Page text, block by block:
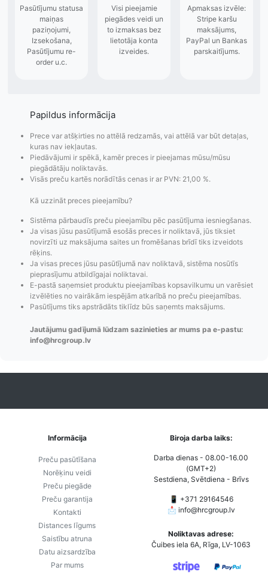
Pasūtījumu statusa
maiņas
paziņojumi,
Izsekošana,
order u.c.
Visi pieejamie
piegādes veidi un
to izmaksas bez
lietotāja konta
Papildus informācija
Prece var atšķirties no attēlā redzamās, vai attēlā var būt detaļas,
kuras nav iekļautas.
Piedāvājumi ir spēkā, kamēr preces ir pieejamas mūsu/mūsu
piegādātāju noliktavās.
Visās preču kartēs norādītās cenas ir ar PVN: 21,00 %.
Kā uzzināt preces pieejamību?
Sistēma pārbaudīs preču pieejamību pēc pasūtījuma iesniegšanas.
Ja visas jūsu pasūtījumā esošās preces ir noliktavā, jūs tiksiet
novirzīti uz maksājuma saites un fromēšanas brīdī tiks izveidots
rēķins.
Ja visas preces jūsu pasūtījumā nav noliktavā, sistēma nosūtīs
pieprasījumu atbildīgajai noliktavai.
E-pastā saņemsiet produktu pieejamības kopsavilkumu un varēsiet
izvēlēties no vairākām iespējām atkarībā no preču pieejamības.
Pasūtījums tiks apstrādāts tiklīdz būs saņemts maksājums.
Jautājumu gadījumā lūdzam sazinieties ar mums pa e-pastu:
info@hrcgroup.lv
Informācija
Preču pasūtīšana
Norēķinu veidi
Preču piegāde
Preču garantija
Kontakti
Distances līgums
Saistību atruna
Datu aizsardzība
Par mums
Biroja darba laiks:
Darba dienas - 08.00-16.00
(GMT+2)
Sestdiena, Svētdiena - Brīvs
📱 +371 29164546
📩 info@hrcgroup.lv
Noliktavas adrese:
Čuibes iela 6A, Rīga, LV-1063